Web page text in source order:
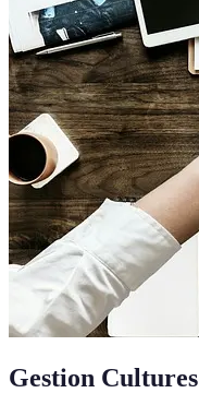
Gestion Cultures